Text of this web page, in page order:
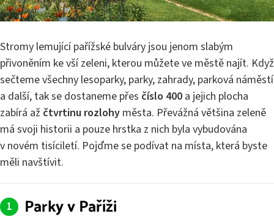
Stromy lemující pařížské bulváry jsou jenom slabým
přivoněním ke vší zeleni, kterou můžete ve městě najít. Když
sečteme všechny lesoparky, parky, zahrady, parková náměstí
a další, tak se dostaneme přes číslo 400 a jejich plocha
zabírá až čtvrtinu rozlohy města. Převážná většina zeleně
má svoji historii a pouze hrstka z nich byla vybudována
v novém tisíciletí. Pojďme se podívat na místa, která byste
měli navštívit.
Parky v Paříži